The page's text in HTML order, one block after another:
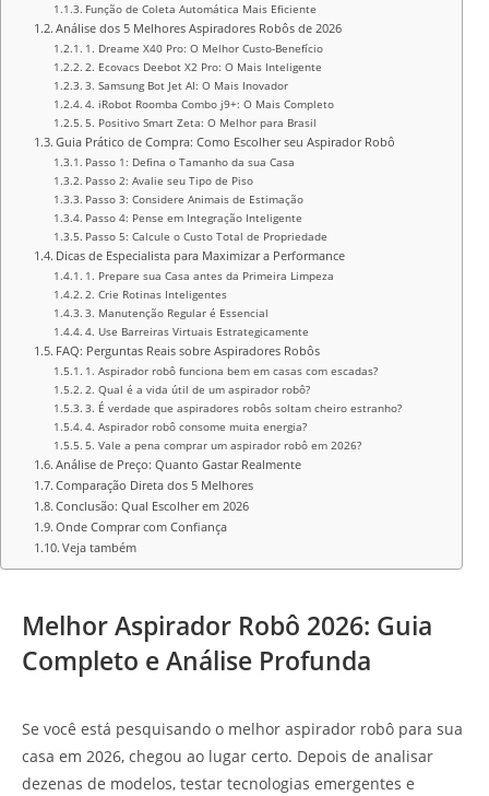
Função de Coleta Automática Mais Eficiente
Análise dos 5 Melhores Aspiradores Robôs de 2026
1. Dreame X40 Pro: O Melhor Custo-Benefício
2. Ecovacs Deebot X2 Pro: O Mais Inteligente
3. Samsung Bot Jet AI: O Mais Inovador
4. iRobot Roomba Combo j9+: O Mais Completo
5. Positivo Smart Zeta: O Melhor para Brasil
Guia Prático de Compra: Como Escolher seu Aspirador Robô
Passo 1: Defina o Tamanho da sua Casa
Passo 2: Avalie seu Tipo de Piso
Passo 3: Considere Animais de Estimação
Passo 4: Pense em Integração Inteligente
Passo 5: Calcule o Custo Total de Propriedade
Dicas de Especialista para Maximizar a Performance
1. Prepare sua Casa antes da Primeira Limpeza
2. Crie Rotinas Inteligentes
3. Manutenção Regular é Essencial
4. Use Barreiras Virtuais Estrategicamente
FAQ: Perguntas Reais sobre Aspiradores Robôs
1. Aspirador robô funciona bem em casas com escadas?
2. Qual é a vida útil de um aspirador robô?
3. É verdade que aspiradores robôs soltam cheiro estranho?
4. Aspirador robô consome muita energia?
5. Vale a pena comprar um aspirador robô em 2026?
Análise de Preço: Quanto Gastar Realmente
Comparação Direta dos 5 Melhores
Conclusão: Qual Escolher em 2026
Onde Comprar com Confiança
Veja também
Melhor Aspirador Robô 2026: Guia
Completo e Análise Profunda
Se você está pesquisando o melhor aspirador robô para sua
casa em 2026, chegou ao lugar certo. Depois de analisar
dezenas de modelos, testar tecnologias emergentes e